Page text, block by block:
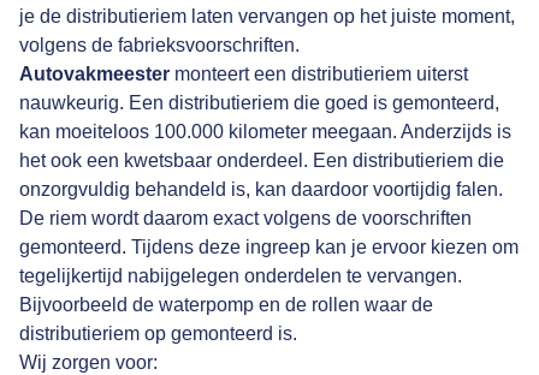
je de distributieriem laten vervangen op het juiste moment,
volgens de fabrieksvoorschriften.
Autovakmeester monteert een distributieriem uiterst
nauwkeurig. Een distributieriem die goed is gemonteerd,
kan moeiteloos 100.000 kilometer meegaan. Anderzijds is
het ook een kwetsbaar onderdeel. Een distributieriem die
onzorgvuldig behandeld is, kan daardoor voortijdig falen.
De riem wordt daarom exact volgens de voorschriften
gemonteerd. Tijdens deze ingreep kan je ervoor kiezen om
tegelijkertijd nabijgelegen onderdelen te vervangen.
Bijvoorbeeld de waterpomp en de rollen waar de
distributieriem op gemonteerd is.
Wij zorgen voor: